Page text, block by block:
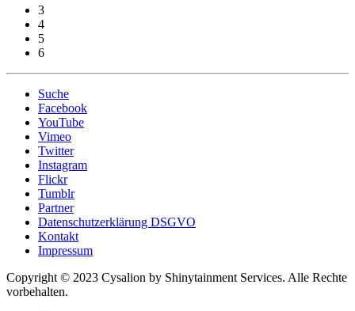
3
4
5
6
Suche
Facebook
YouTube
Vimeo
Twitter
Instagram
Flickr
Tumblr
Partner
Datenschutzerklärung DSGVO
Kontakt
Impressum
Copyright © 2023 Cysalion by Shinytainment Services. Alle Rechte
vorbehalten.